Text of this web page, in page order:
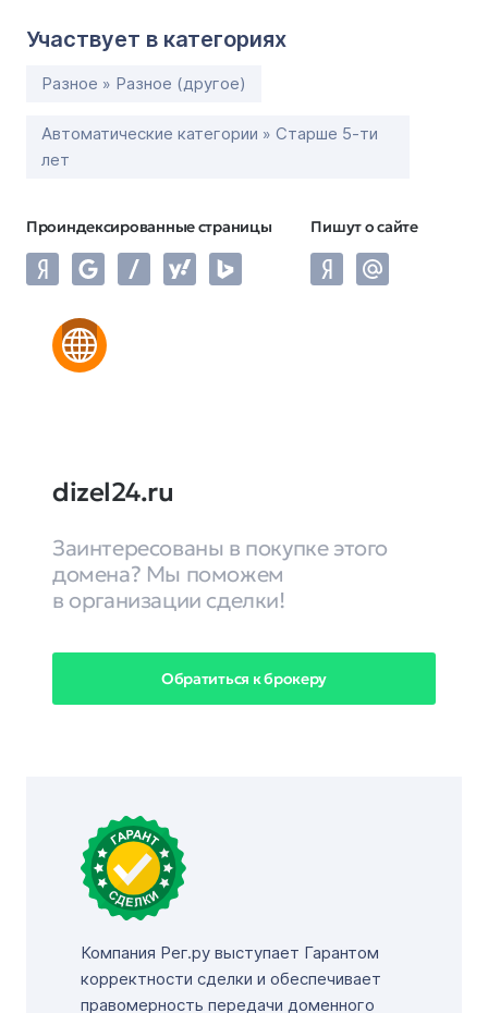
Участвует в категориях
Разное » Разное (другое)
Автоматические категории » Старше 5-ти
лет
Проиндексированные страницы Пишут о сайте
dizel24.ru
Заинтересованы в покупке этого
домена? Мы поможем
в организации сделки!
Обратиться к брокеру
Компания Рег.ру выступает Гарантом
корректности сделки и обеспечивает
правомерность передачи доменного